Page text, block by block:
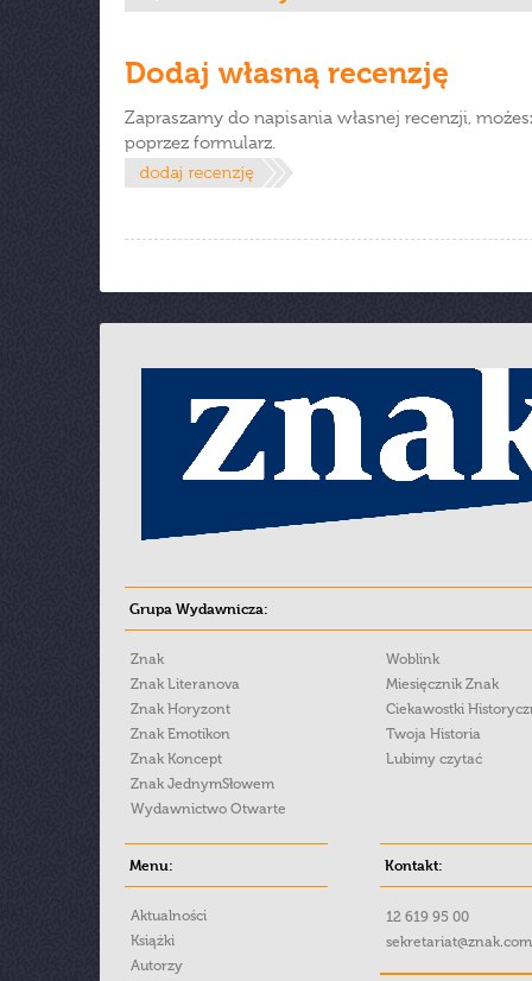
Dodaj własną recenzję
Zapraszamy do napisania własnej recenzji,
poprzez formularz.
Grupa Wydawnicza:
Znak
Znak Literanova
Znak Horyzont
Znak Emotikon
Znak Koncept
Znak JednymSłowem
Wydawnictwo Otwarte
Woblink
Miesięcznik Znak
Ciekawostki
Twoja Historia
Lubimy czytać
Menu:
Aktualności
Książki
Autorzy
Kontakt:
12 619 95 00